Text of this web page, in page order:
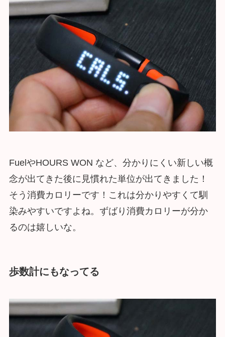
FuelやHOURS WON など、分かりにくい新しい概
念が出てきた後に見慣れた単位が出てきました！
そう消費カロリーです！これは分かりやすくて馴
染みやすいですよね。ずばり消費カロリーが分か
るのは嬉しいな。
歩数計にもなってる